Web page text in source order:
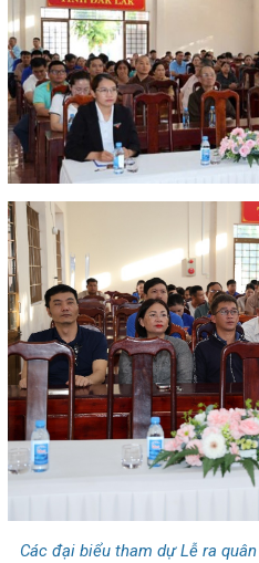
Các đại biểu tham dự Lễ ra